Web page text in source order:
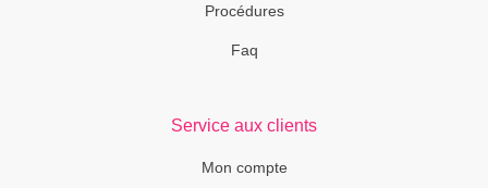
Procédures
Faq
Service aux clients
Mon compte